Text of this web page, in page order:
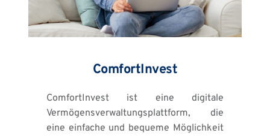
ComfortInvest
ComfortInvest ist eine digitale
Vermögensverwaltungsplattform, die
eine einfache und bequeme Möglichkeit